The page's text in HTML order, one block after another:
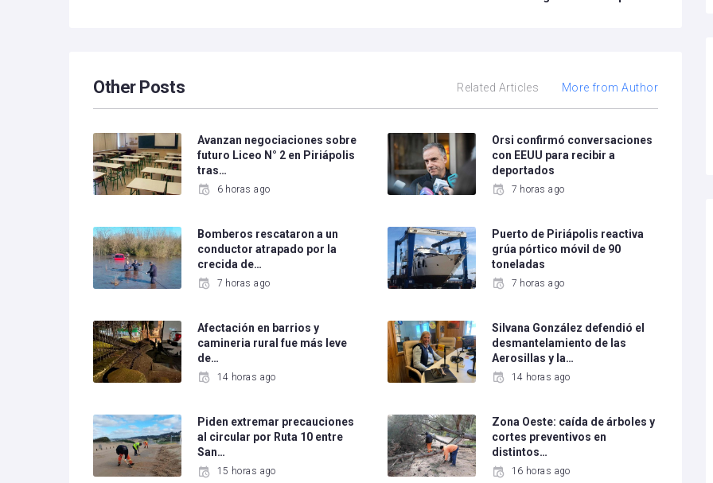
Other Posts Related Articles More from Author
Avanzan negociaciones sobre
futuro Liceo N° 2 en Piriápolis
tras…
6 horas ago
Orsi confirmó conversaciones
con EEUU para recibir a
deportados
7 horas ago
Bomberos rescataron a un
conductor atrapado por la
crecida de…
7 horas ago
Puerto de Piriápolis reactiva
grúa pórtico móvil de 90
toneladas
7 horas ago
Afectación en barrios y
camineria rural fue más leve
de…
14 horas ago
Silvana González defendió el
desmantelamiento de las
Aerosillas y la…
14 horas ago
Piden extremar precauciones
al circular por Ruta 10 entre
San…
15 horas ago
Zona Oeste: caída de árboles y
cortes preventivos en
distintos…
16 horas ago